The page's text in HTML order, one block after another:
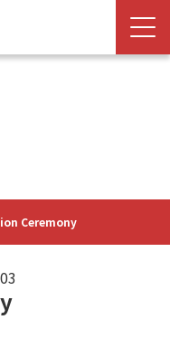
Ceremony